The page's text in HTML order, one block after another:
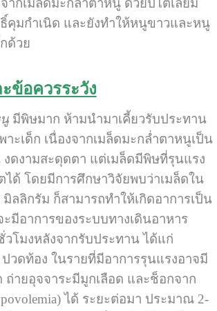
ากเมล็ดมะกล่ำตาหนู ด้วยปิโตเลียม
คุมกำเนิด และยังทำให้หนูขาวและหนู
ด้วย
ข้อควรระวัง
มีพิษมาก ห้ามนำมาเคี้ยวรับประทาน
ะเด็ก เนื่องจากเมล็ดมะกล่ำตาหนูเป็น
ดงามสะดุดตา แต่เมล็ดมีพิษที่รุนแรง
ได้ โดยมีการศึกษาวิจัยพบว่าเมล็ดใน
ลลิกรัม ก็สามารถทำให้เกิดอาการเป็น
มีอาการของระบบทางเดินอาหาร
วโมงหลังจากรับประทาน ได้แก่
ปวดท้อง ในรายที่มีอาการรุนแรงอาจมี
ถ่ายอุจจาระมีมูกเลือด และช็อกจาก
ได้ ระยะต่อมา ประมาณ 2-